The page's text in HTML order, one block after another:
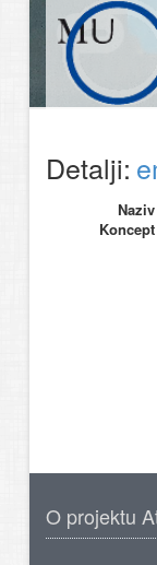
Detalji:
Naziv
Koncept
O projektu